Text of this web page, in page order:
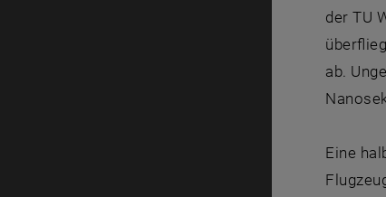
der TU
ab.
Eine